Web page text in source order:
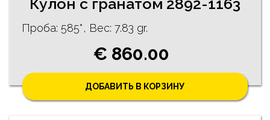
Кулон с гранатом 2892-1163
Проба: 585*, Bес: 7.83 gr.
€ 860.00
ДОБАВИТЬ В КОРЗИНУ